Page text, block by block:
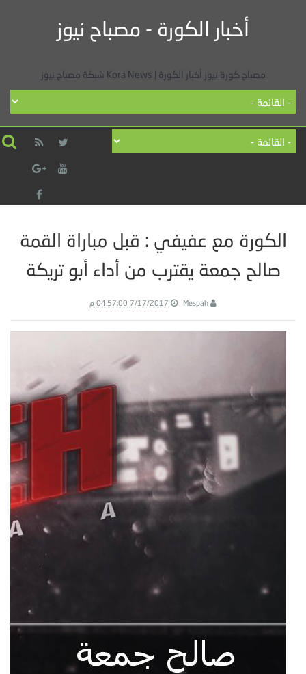
أخبار الكورة - مصباح نيوز
مصباح كورة نيوز أخبار الكورة | Kora News شبكة مصباح نيوز
الكورة مع عفيفي : قبل مباراة القمة
صالح جمعة يقترب من أداء أبو تريكة
Mespah 7/17/2017 04:57:00 م